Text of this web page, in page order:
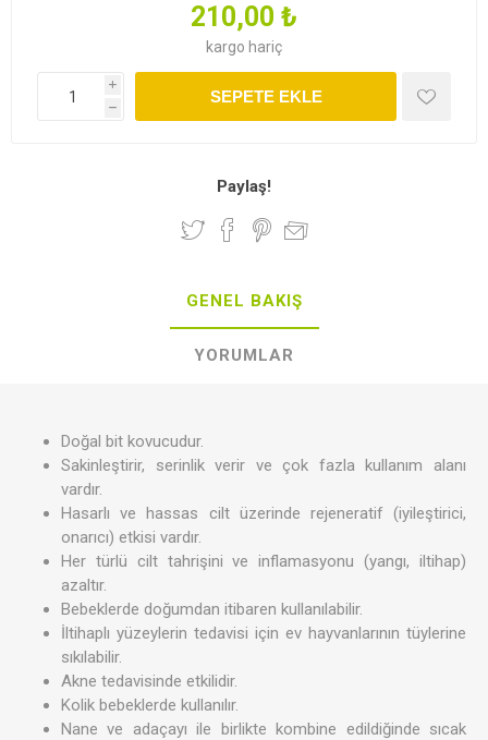
210,00 ₺
kargo hariç
i
h
SEPETE EKLE
Paylaş!
GENEL BAKIŞ
YORUMLAR
Doğal bit kovucudur.
Sakinleştirir, serinlik verir ve çok fazla kullanım alanı
vardır.
Hasarlı ve hassas cilt üzerinde rejeneratif (iyileştirici,
onarıcı) etkisi vardır.
Her türlü cilt tahrişini ve inflamasyonu (yangı, iltihap)
azaltır.
Bebeklerde doğumdan itibaren kullanılabilir.
İltihaplı yüzeylerin tedavisi için ev hayvanlarının tüylerine
sıkılabilir.
Akne tedavisinde etkilidir.
Kolik bebeklerde kullanılır.
Nane ve adaçayı ile birlikte kombine edildiğinde sıcak